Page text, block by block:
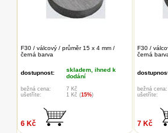
F30 / válcový / průměr 15 x 4 mm /
černá barva
dostupnost:
skladem, ihned k
dodání
bežná cena:
7 Kč
ušetříte:
1 Kč (15%)
6 Kč
F30 /
černá
bežná cena:
ušetříte:
7 Kč